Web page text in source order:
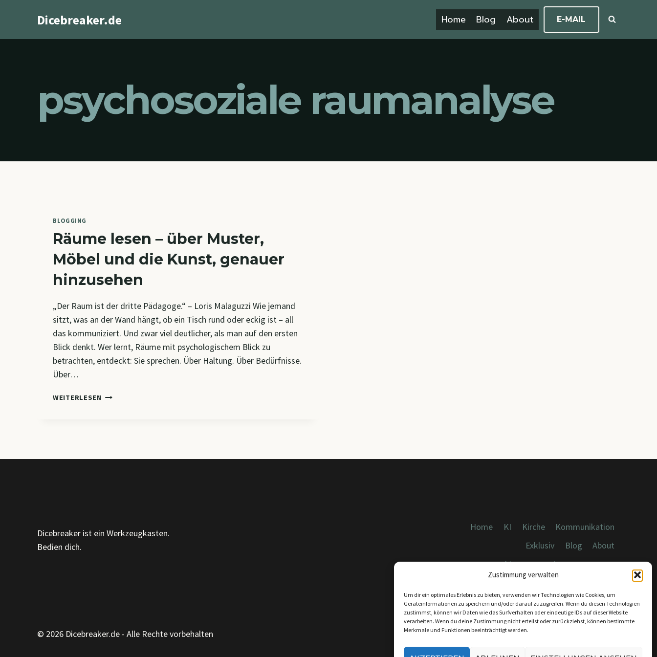
Zustimmung verwalten
Um dir ein optimales Erlebnis zu bieten, verwenden wir Technologien wie Cookies, um
Geräteinformationen zu speichern und/oder darauf zuzugreifen. Wenn du diesen Technologien
zustimmst, können wir Daten wie das Surfverhalten oder eindeutige IDs auf dieser Website
verarbeiten. Wenn du deine Zustimmung nicht erteilst oder zurückziehst, können bestimmte
Merkmale und Funktionen beeinträchtigt werden.
Dicebreaker.de Home Blog About E-MAIL
psychosoziale raumanalyse
BLOGGING
Räume lesen – über Muster,
Möbel und die Kunst, genauer
hinzusehen
„Der Raum ist der dritte Pädagoge.“ – Loris Malaguzzi Wie jemand
sitzt, was an der Wand hängt, ob ein Tisch rund oder eckig ist – all
das kommuniziert. Und zwar viel deutlicher, als man auf den ersten
Blick denkt. Wer lernt, Räume mit psychologischem Blick zu
betrachten, entdeckt: Sie sprechen. Über Haltung. Über Bedürfnisse.
Über…
WEITERLESEN RÄUME
Dicebreaker ist ein Werkzeugkasten.
Bedien dich.
Home KI Kirche
Kommunikation
Exklusiv
Blog
About
Cookies, Datenschutz, Impressum
© 2026 Dicebreaker.de - Alle Rechte vorbehalten
KONTAKT: